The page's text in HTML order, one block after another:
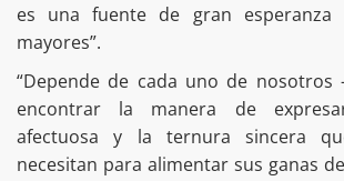
es una fuente de gran
mayores”.
“Depende de cada uno de nosotros
encontrar la manera de
afectuosa y la ternura sincera
necesitan para alimentar sus ganas